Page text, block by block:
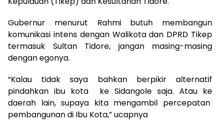
Gubernur menurut Rahmi butuh membangun
komunikasi intens dengan Walikota dan DPRD Tikep
termasuk Sultan Tidore, jangan masing-masing
dengan egonya.
“Kalau tidak saya bahkan berpikir alternatif
pindahkan ibu kota ke Sidangole saja. Atau ke
daerah lain, supaya kita mengambil percepatan
pembangunan di Ibu Kota,” ucapnya